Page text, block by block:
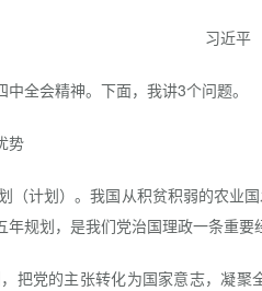
习近平
全会精神。下面，我讲3个问题。
势
计划）。我国从积贫积弱的农业
规划，是我们党治国理政一条重
党的主张转化为国家意志，凝聚